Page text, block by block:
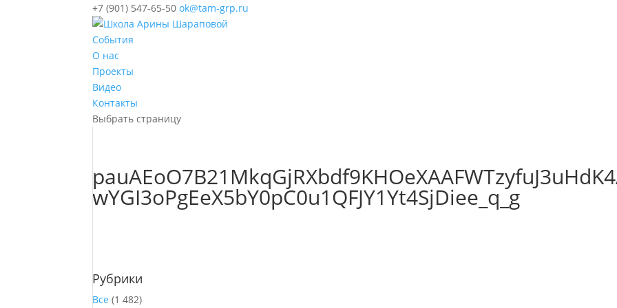
+7 (901) 547-65-50 ok@tam-grp.ru
События
О нас
Проекты
Видео
Контакты
Выбрать страницу
wYGI3oPgEeX5bY0pC0u1QFJY1Yt4SjDiee_q_g
Рубрики
Все (1 482)